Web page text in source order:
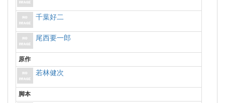
千葉好二
尾西要一郎
原作
若林健次
脚本